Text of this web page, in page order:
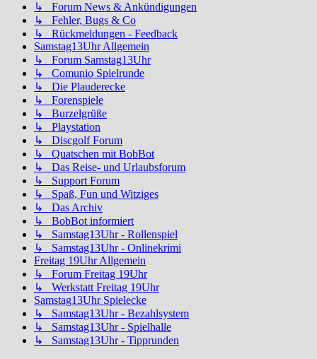
↳ Forum News & Ankündigungen
↳ Fehler, Bugs & Co
↳ Rückmeldungen - Feedback
Samstag13Uhr Allgemein
↳ Forum Samstag13Uhr
↳ Comunio Spielrunde
↳ Die Plauderecke
↳ Forenspiele
↳ Burzelgrüße
↳ Playstation
↳ Discgolf Forum
↳ Quatschen mit BobBot
↳ Das Reise- und Urlaubsforum
↳ Support Forum
↳ Spaß, Fun und Witziges
↳ Das Archiv
↳ BobBot informiert
↳ Samstag13Uhr - Rollenspiel
↳ Samstag13Uhr - Onlinekrimi
Freitag 19Uhr Allgemein
↳ Forum Freitag 19Uhr
↳ Werkstatt Freitag 19Uhr
Samstag13Uhr Spielecke
↳ Samstag13Uhr - Bezahlsystem
↳ Samstag13Uhr - Spielhalle
↳ Samstag13Uhr - Tipprunden